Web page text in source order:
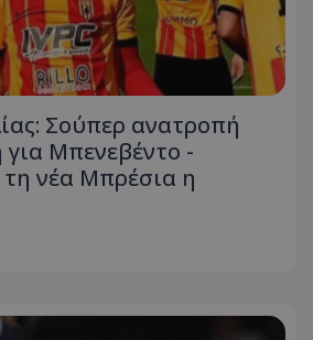
Σούπερ ανατροπή
για Μπενεβέντο -
τη νέα Μπρέσια η